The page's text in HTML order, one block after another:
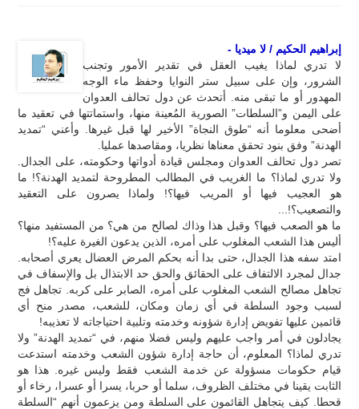
إبراهيم الحكيم / لا ميديا -
لا تدري لماذا يغيب العقل في تقدير الأمور وتجنب
الشرور، وإن على سبيل ستر النوايا وحفظ ماء الوجه
المهدور أو ما تبقى منه. أتحدث عن دول تحالف العدوان
على اليمن و”السلطات” الصورية المُعينة منها، واستماتتها في تعقيد ما
أضحى معلوما أنه “طوق النجاة” الأخير لها قبل غيرها. وأعني “تمديد
الهدنة” وفق بنود تحقق معناها نظريا، ومقاصدها عمليا.
تصر دول تحالف العدوان ومجلس قيادة أدواتها وحكومته، على الجدال.
ولا تدري لماذا؟ ما الغريب في المطالب المطروحة لتمديد الهدنة؟! ما
هو العجيب فيها أو المريب فيها؟! ولماذا يصرون على التعقيد
والتصعيب؟!...
ما هو الصعب فيها؟ وقبل هذا وذاك لصالح من هي؟ من المستفيد منها؟
أليس هذا الشعب المغلوب على أمره، الذين يدعون الغيرة عليه؟!
امتد سفه هذا الجدال، حتى بدا أنه بحكم المرض العضال يعري أصحابه.
جدال لمجرد الالتفاف على الحقائق والحق حد الابتذال بل والإسفاف في
تجاهل مصالح الشعب المغلوب على أمره، الصابر على كربه. تجاهل فج
لسبب وجود السلطة في أي زمان ومكان، للشعب، مصدر منح أي
قائمين عليها تفويض إدارة شؤونه وخدمته وتلبية احتياجاته لا تعذيبه!
يجادلون في أمر واجب عليهم وليس فضلا منهم، في “تمديد الهدنة” ولا
تدري لماذا؟ المعلوم، أن حاجة إدارة شؤون الشعب وخدمته استدعت
قيام حكومات مسؤولة عن خدمة الشعب فقط وليس غيره. هذا هو
الثابت يقينا في مختلف الظروف، سلما أو حربا، يسرا أو عسرا، رخاء أو
قحطا. كيف يتجاهل القائمون على السلطة ومن يزعمون أنهم “السلطة